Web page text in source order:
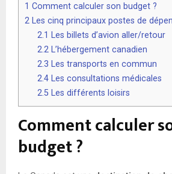
1 Comment calculer son budget ?
2 Les cinq principaux postes de
2.1
Les billets d’avion aller/retour
2.2 L’hébergement canadien
2.3 Les transports en commun
2.4 Les consultations médicales
2.5 Les différents loisirs
Comment calculer
budget ?